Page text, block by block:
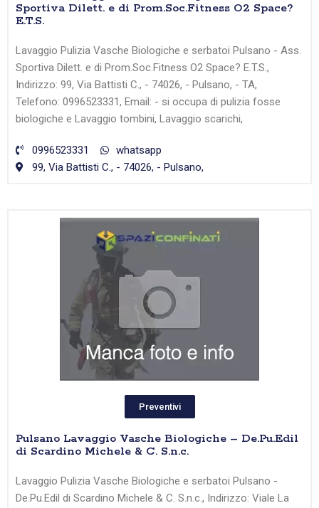
Sportiva Dilett. e di Prom.Soc.Fitness O2 Space?
E.T.S.
Lavaggio Pulizia Vasche Biologiche e serbatoi Pulsano - Ass.
Sportiva Dilett. e di Prom.Soc.Fitness O2 Space? E.T.S.,
Indirizzo: 99, Via Battisti C., - 74026, - Pulsano, - TA,
Telefono: 0996523331, Email: - si occupa di pulizia fosse
biologiche e Lavaggio tombini, Lavaggio scarichi,
0996523331
whatsapp
99, Via Battisti C., - 74026, - Pulsano,
Preventivi
Pulsano Lavaggio Vasche Biologiche – De.Pu.Edil
di Scardino Michele & C. S.n.c.
Lavaggio Pulizia Vasche Biologiche e serbatoi Pulsano -
De.Pu.Edil di Scardino Michele & C. S.n.c., Indirizzo: Viale La